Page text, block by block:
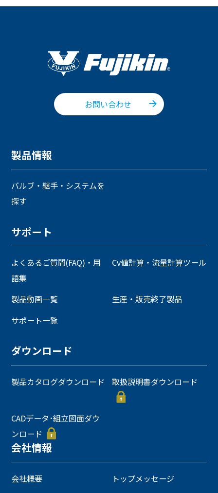
お問い合わせ
製品情報
バルブ・継手・システムを
探す
サポート
よくあるご質問(FAQ)・用
語集
Cv値計算・流量計算ツール
製品動画一覧
生産・販売終了製品
サポート一覧
ダウンロード
製品カタログダウンロード 取扱説明書ダウンロード
CADデータ･組立図面ダウ
ンロード
会社情報
会社概要
トップメッセージ